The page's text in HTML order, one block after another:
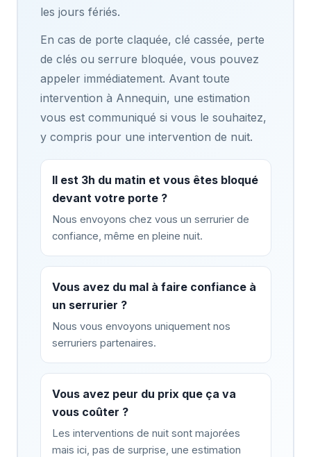
les jours fériés.
En cas de porte claquée, clé cassée, perte
de clés ou serrure bloquée, vous pouvez
appeler immédiatement. Avant toute
intervention à Annequin, une estimation
vous est communiqué si vous le souhaitez,
y compris pour une intervention de nuit.
Il est 3h du matin et vous êtes bloqué
devant votre porte ?
Nous envoyons chez vous un serrurier de
confiance, même en pleine nuit.
Vous avez du mal à faire confiance à
un serrurier ?
Nous vous envoyons uniquement nos
serruriers partenaires.
Vous avez peur du prix que ça va
vous coûter ?
Les interventions de nuit sont majorées
mais ici, pas de surprise, une estimation